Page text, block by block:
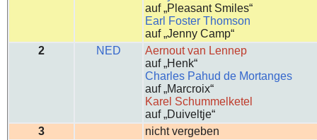
auf „Pleasant Smiles“
Earl Foster Thomson
auf „Jenny Camp“
2
NED
Aernout van Lennep
auf „Henk“
Charles Pahud de Mortanges
auf „Marcroix“
Karel Schummelketel
auf „Duiveltje“
3
nicht vergeben